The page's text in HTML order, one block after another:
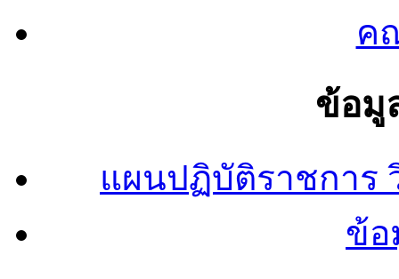
ค
ข้อมู
แผนปฏิบัติราชการ
ข้อ